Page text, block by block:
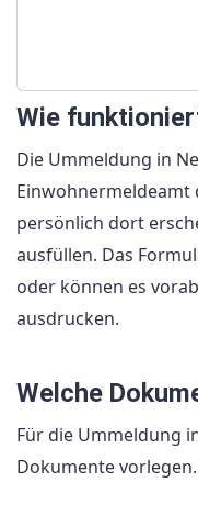
Wie
Die Ummeldung in
Einwohnermeldeamt
persönlich dort
ausfüllen. Das
oder können es
ausdrucken.
Welche
Für die Ummeldung
Dokumente